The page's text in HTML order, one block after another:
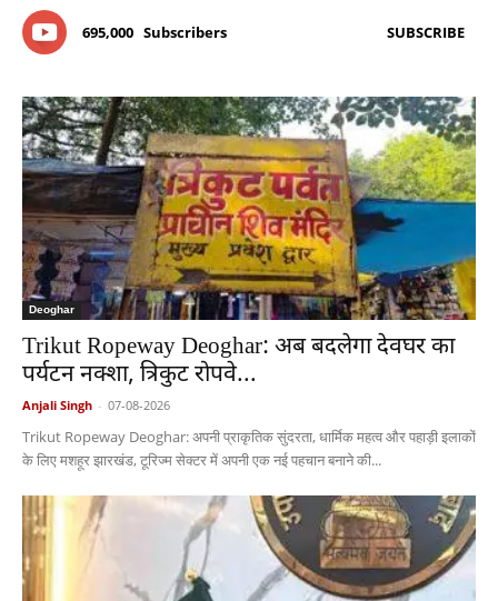
695,000 Subscribers SUBSCRIBE
Deoghar
Trikut Ropeway Deoghar: अब बदलेगा देवघर का
पर्यटन नक्शा, त्रिकुट रोपवे...
Anjali Singh - 07-08-2026
Trikut Ropeway Deoghar: अपनी प्राकृतिक सुंदरता, धार्मिक महत्व और पहाड़ी इलाकों
के लिए मशहूर झारखंड, टूरिज्म सेक्टर में अपनी एक नई पहचान बनाने की...